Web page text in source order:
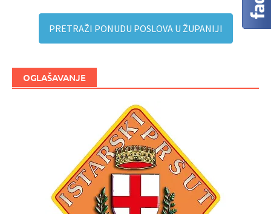
PRETRAŽI PONUDU POSLOVA U ŽUPANIJI
OGLAŠAVANJE